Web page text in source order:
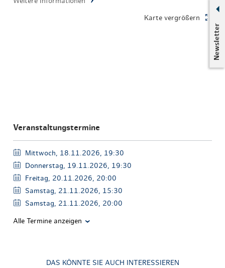
Newsletter
Karte vergrößern
Veranstaltungstermine
Mittwoch, 18.11.2026, 19:30
Donnerstag, 19.11.2026, 19:30
Freitag, 20.11.2026, 20:00
Samstag, 21.11.2026, 15:30
Samstag, 21.11.2026, 20:00
Alle Termine anzeigen
DAS KÖNNTE SIE AUCH INTERESSIEREN